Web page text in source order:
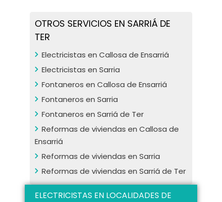
OTROS SERVICIOS EN SARRIÁ DE
TER
Electricistas en Callosa de Ensarriá
Electricistas en Sarria
Fontaneros en Callosa de Ensarriá
Fontaneros en Sarria
Fontaneros en Sarriá de Ter
Reformas de viviendas en Callosa de
Ensarriá
Reformas de viviendas en Sarria
Reformas de viviendas en Sarriá de Ter
ELECTRICISTAS EN LOCALIDADES DE